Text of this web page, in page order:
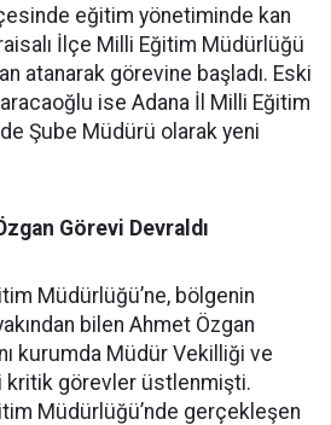
eğitim yönetiminde kan
İlçe Milli Eğitim Müdürlüğü
atanarak görevine başladı. Eski
ise Adana İl Milli Eğitim
Şube Müdürü olarak yeni
Görevi Devraldı
Müdürlüğü’ne, bölgenin
bilen Ahmet Özgan
kurumda Müdür Vekilliği ve
kritik görevler üstlenmişti.
Müdürlüğü’nde gerçekleşen